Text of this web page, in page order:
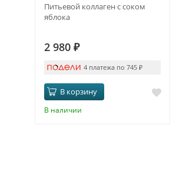
Питьевой коллаген с соком
яблока
2 980 ₽
4 платежа по 745₽
В корзину
В наличии